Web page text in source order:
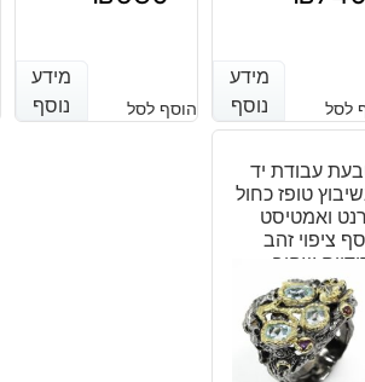
מידע
נוסף
לסל
מידע
נוסף
מידע
נוסף
הוסף לסל
מידע
נוסף
עבודת יד
טופז כחול
ואמטיסט
ציפוי זהב
שחור